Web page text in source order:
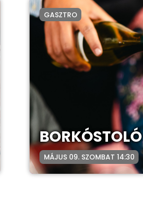
GASZTRO
BORKÓSTOLÓ
MÁJUS 09. SZOMBAT 14:30